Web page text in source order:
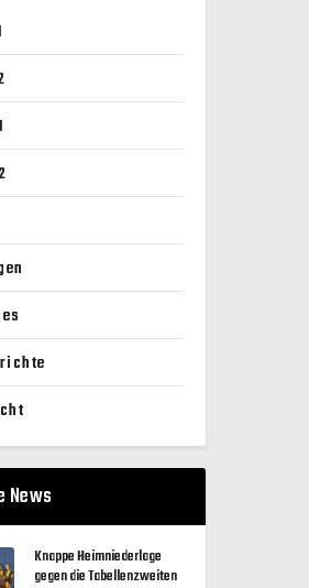
News
Knappe Heimniederlage
gegen die Tabellenzweiten